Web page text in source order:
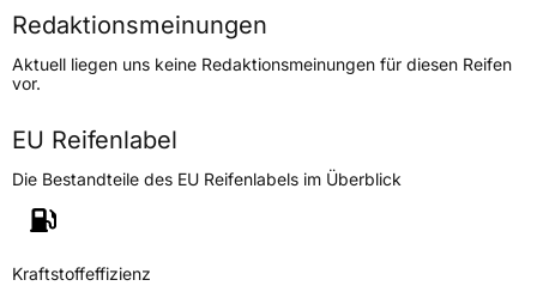
Höchstgeschwindigkeit
210 km/h
Lastindex86
Höchstlast530 kg
Generelle Merkmale
Fahrzeugtyp
VerwendungSommerreifen
Redaktionsmeinungen
Aktuell liegen uns keine Redaktionsmeinungen für diesen Reifen
vor.
EU Reifenlabel
Die Bestandteile des EU Reifenlabels im Überblick
Kraftstoffeffizienz